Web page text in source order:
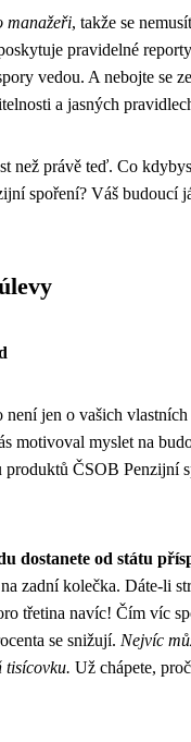
manažeři, takže se
pravidelné
vedou. A nebojte se
a jasných
než právě teď. Co
spoření? Váš budoucí
není jen o vašich
motivoval myslet na
ČSOB Penzijní
dostanete od státu
zadní kolečka. Dáte-li
třetina navíc! Čím víc
se snižují. Nejvíc
tisícovku. Už chápete,